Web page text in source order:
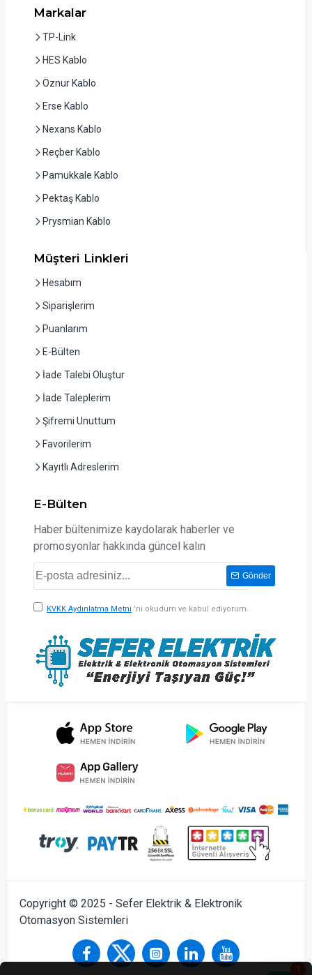
Markalar
TP-Link
HES Kablo
Öznur Kablo
Erse Kablo
Nexans Kablo
Reçber Kablo
Pamukkale Kablo
Pektaş Kablo
Prysmian Kablo
Müşteri Linkleri
Hesabım
Siparişlerim
Puanlarım
E-Bülten
İade Talebi Oluştur
İade Taleplerim
Şifremi Unuttum
Favorilerim
Kayıtlı Adreslerim
E-Bülten
Haber bültenimize kaydolarak haberler ve
promosyonlar hakkında güncel kalın
Gönder
KVKK Aydınlatma Metni 'ni okudum ve kabul ediyorum.
Copyright © 2025 - Sefer Elektrik & Elektronik
Otomasyon Sistemleri